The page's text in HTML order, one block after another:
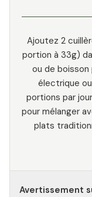
Ajoutez 2
portion à 33g)
ou de boisson
électrique
portions par
pour mélanger
plats
Avertissement